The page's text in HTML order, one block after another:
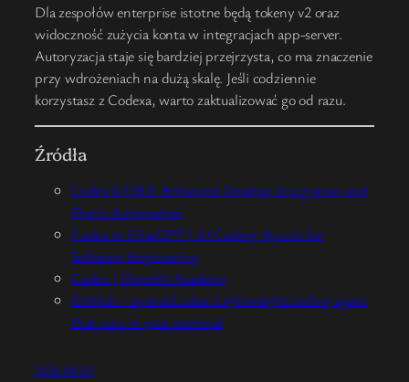
Dla zespołów enterprise istotne będą tokeny v2 oraz
widoczność zużycia konta w integracjach app-server.
Autoryzacja staje się bardziej przejrzysta, co ma znaczenie
przy wdrożeniach na dużą skalę. Jeśli codziennie
korzystasz z Codexa, warto zaktualizować go od razu.
Źródła
Codex 0.138.0: Enhanced Desktop Integration and
Plugin Automation
Codex in ChatGPT | AI Coding Agents for
Software Engineering
Codex | OpenAI Academy
GitHub – openai/codex: Lightweight coding agent
that runs in your terminal
2026-08-03